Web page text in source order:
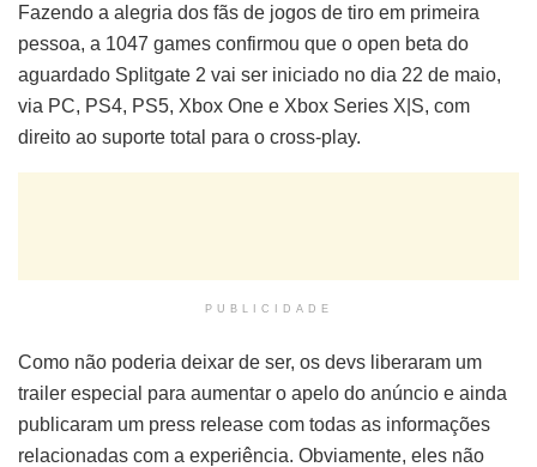
Fazendo a alegria dos fãs de jogos de tiro em primeira
pessoa, a 1047 games confirmou que o open beta do
aguardado Splitgate 2 vai ser iniciado no dia 22 de maio,
via PC, PS4, PS5, Xbox One e Xbox Series X|S, com
direito ao suporte total para o cross-play.
PUBLICIDADE
Como não poderia deixar de ser, os devs liberaram um
trailer especial para aumentar o apelo do anúncio e ainda
publicaram um press release com todas as informações
relacionadas com a experiência. Obviamente, eles não